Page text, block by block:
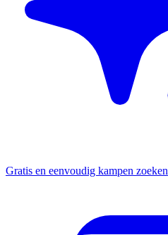
Gratis en eenvoudig kampen zoeken